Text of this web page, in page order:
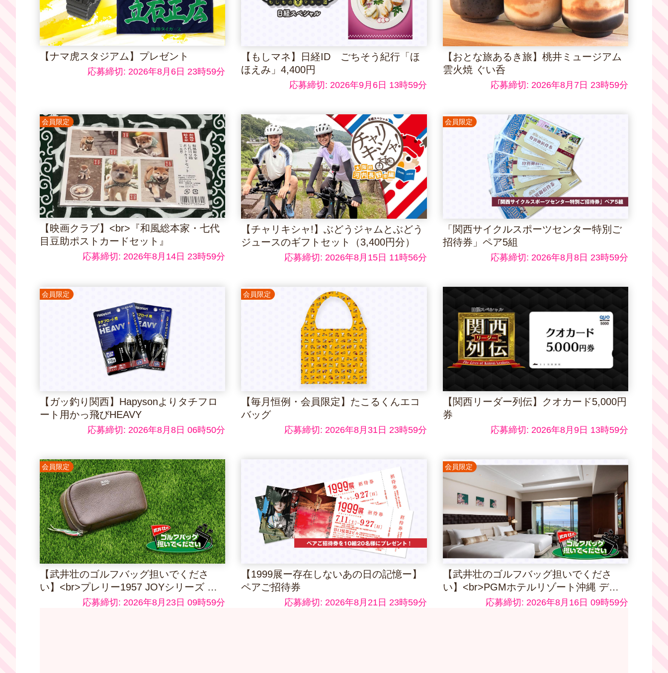
【ナマ虎スタジアム】プレゼント
応募締切: 2026年8月6日 23時59分
【もしマネ】日経ID ごちそう紀行「ほ
ほえみ」4,400円
応募締切: 2026年9月6日 13時59分
【おとな旅あるき旅】桃井ミュージアム
雲火焼 ぐい呑
応募締切: 2026年8月7日 23時59分
会員限定
【映画クラブ】<br>『和風総本家・七代
目豆助ポストカードセット』
応募締切: 2026年8月14日 23時59分
【チャリキシャ!】ぶどうジャムとぶどう
ジュースのギフトセット（3,400円分）
応募締切: 2026年8月15日 11時56分
会員限定
「関西サイクルスポーツセンター特別ご
招待券」ペア5組
応募締切: 2026年8月8日 23時59分
会員限定
【ガッ釣り関西】Hapysonよりタチフロ
ート用かっ飛びHEAVY
応募締切: 2026年8月8日 06時50分
会員限定
【毎月恒例・会員限定】たこるくんエコ
バッグ
応募締切: 2026年8月31日 23時59分
【関西リーダー列伝】クオカード5,000円
券
応募締切: 2026年8月9日 13時59分
会員限定
【武井壮のゴルフバッグ担いでくださ
い】<br>プレリー1957 JOYシリーズ ポ
ーチ ダークブラウン
応募締切: 2026年8月23日 09時59分
【1999展ー存在しないあの日の記憶ー】
ペアご招待券
応募締切: 2026年8月21日 23時59分
会員限定
【武井壮のゴルフバッグ担いでくださ
い】<br>PGMホテルリゾート沖縄 デラ
ックスルーム ペア宿泊券
応募締切: 2026年8月16日 09時59分